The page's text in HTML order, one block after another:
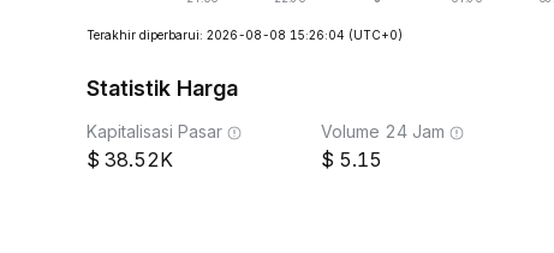
Terakhir diperbarui: 2026-08-08 15:26:04 (UTC+0)
Statistik Harga
Kapitalisasi Pasar
38.52K
Volume 24 Jam
5.15